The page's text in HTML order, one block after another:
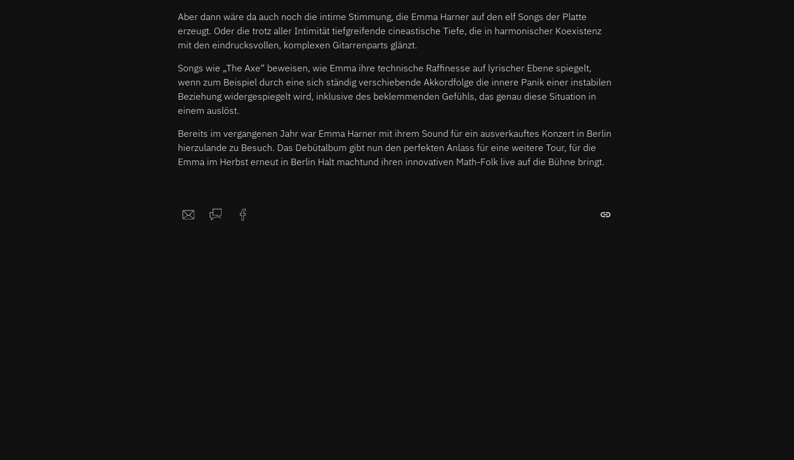
Aber dann wäre da auch noch die intime Stimmung, die Emma Harner auf den elf Songs der Platte
erzeugt. Oder die trotz aller Intimität tiefgreifende cineastische Tiefe, die in harmonischer Koexistenz
mit den eindrucksvollen, komplexen Gitarrenparts glänzt.
Songs wie „The Axe“ beweisen, wie Emma ihre technische Raffinesse auf lyrischer Ebene spiegelt,
wenn zum Beispiel durch eine sich ständig verschiebende Akkordfolge die innere Panik einer instabilen
Beziehung widergespiegelt wird, inklusive des beklemmenden Gefühls, das genau diese Situation in
einem auslöst.
Bereits im vergangenen Jahr war Emma Harner mit ihrem Sound für ein ausverkauftes Konzert in Berlin
hierzulande zu Besuch. Das Debütalbum gibt nun den perfekten Anlass für eine weitere Tour, für die
Emma im Herbst erneut in Berlin Halt machtund ihren innovativen Math-Folk live auf die Bühne bringt.